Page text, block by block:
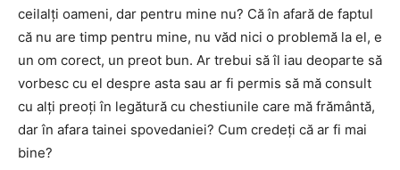
ceilalți oameni, dar pentru mine nu? Că în afară de faptul
că nu are timp pentru mine, nu văd nici o problemă la el, e
un om corect, un preot bun. Ar trebui să îl iau deoparte să
vorbesc cu el despre asta sau ar fi permis să mă consult
cu alți preoți în legătură cu chestiunile care mă frământă,
dar în afara tainei spovedaniei? Cum credeți că ar fi mai
bine?